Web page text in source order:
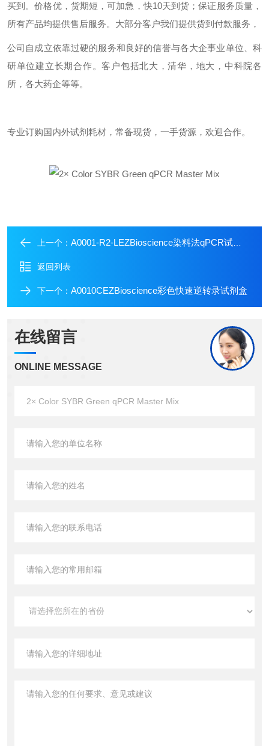
买到。价格优，货期短，可加急，快10天到货；保证服务质量，
所有产品均提供售后服务。大部分客户我们提供货到付款服务，
公司自成立依靠过硬的服务和良好的信誉与各大企事业单位、科
研单位建立长期合作。客户包括北大，清华，地大，中科院各
所，各大药企等等。
专业订购国内外试剂耗材，常备现货，一手货源，欢迎合作。
上一个： A0001-R2-LEZBioscience染料法qPCR试剂盒
返回列表
下一个： A0010CEZBioscience彩色快速逆转录试剂盒
在线留言
ONLINE MESSAGE